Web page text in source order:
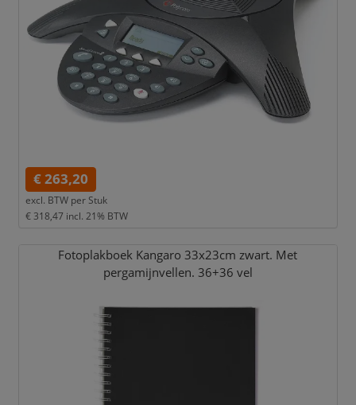
€ 263,20
excl. BTW per Stuk
€ 318,47 incl. 21% BTW
Fotoplakboek Kangaro 33x23cm zwart. Met
pergamijnvellen. 36+36 vel